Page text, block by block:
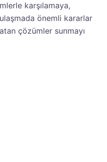
karşılamaya,
önemli kararlar
çözümler sunmayı